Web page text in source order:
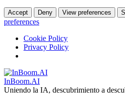
Accept Deny View preferences
preferences
Cookie Policy
Privacy Policy
Skip
to
content
InBoom.AI
Uniendo la IA, descubrimiento a